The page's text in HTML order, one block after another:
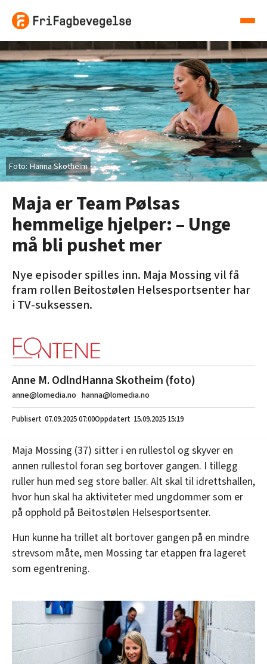
Hanna Skotheim
Maja er Team Pølsas
hemmelige hjelper: – Unge
må bli pushet mer
Nye episoder spilles inn. Maja Mossing vil få
fram rollen Beitostølen Helsesportsenter har
i TV-suksessen.
Anne M. Odlnd
anne@lomedia.no
Hanna Skotheim (foto)
hanna@lomedia.no
07.09.202507:00 15.09.2025 15:19
Maja Mossing (37) sitter i en rullestol og skyver en
annen rullestol foran seg bortover gangen. I tillegg
ruller hun med seg store baller. Alt skal til idrettshallen,
hvor hun skal ha aktiviteter med ungdommer som er
på opphold på Beitostølen Helsesportsenter.
Hun kunne ha trillet alt bortover gangen på en mindre
strevsom måte, men Mossing tar etappen fra lageret
som egentrening.